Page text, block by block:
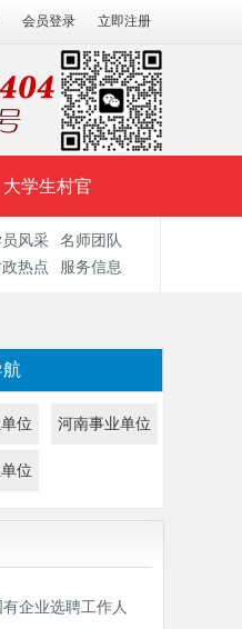
会员登录 立即注册
大学生村官
模拟试题
风采
名师团队
政热点 服务信息
位 河南事业单位
位
企业选聘工作人